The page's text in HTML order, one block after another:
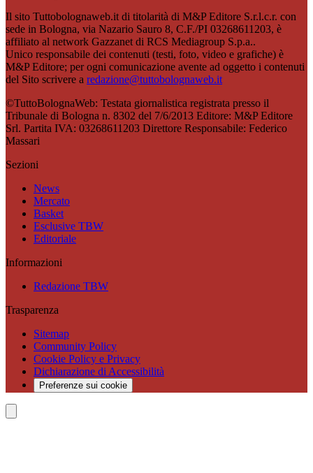
Il sito Tuttobolognaweb.it di titolarità di M&P Editore S.r.l.c.r. con
sede in Bologna, via Nazario Sauro 8, C.F./PI 03268611203, è
affiliato al network Gazzanet di RCS Mediagroup S.p.a..
Unico responsabile dei contenuti (testi, foto, video e grafiche) è
M&P Editore; per ogni comunicazione avente ad oggetto i contenuti
del Sito scrivere a redazione@tuttobolognaweb.it
©TuttoBolognaWeb: Testata giornalistica registrata presso il
Tribunale di Bologna n. 8302 del 7/6/2013 Editore: M&P Editore
Srl. Partita IVA: 03268611203 Direttore Responsabile: Federico
Massari
Sezioni
News
Mercato
Basket
Esclusive TBW
Editoriale
Informazioni
Redazione TBW
Trasparenza
Sitemap
Community Policy
Cookie Policy e Privacy
Dichiarazione di Accessibilità
Preferenze sui cookie